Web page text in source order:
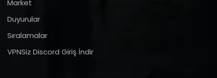
Market
Duyurular
Sıralamalar
VPNSiz Discord Giriş İndir